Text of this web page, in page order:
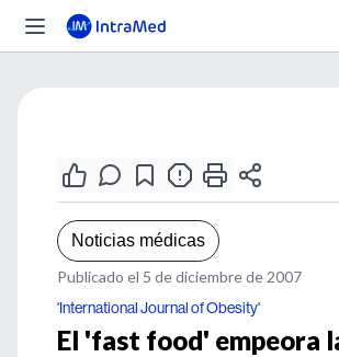
Noticias médicas
Publicado el 5 de diciembre de 2007
'International Journal of Obesity'
El 'fast food' empeora